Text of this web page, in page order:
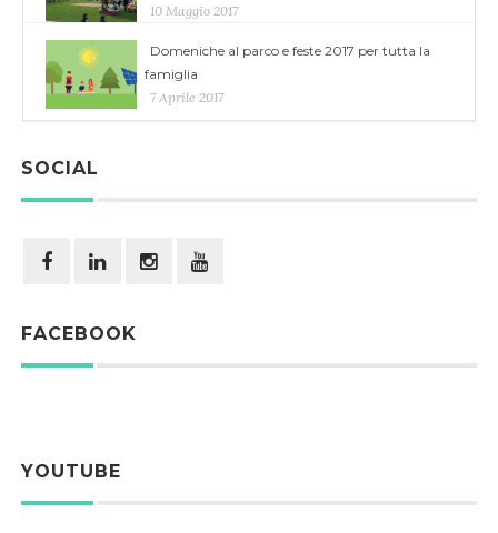
10 Maggio 2017
Domeniche al parco e feste 2017 per tutta la
famiglia
7 Aprile 2017
SOCIAL
FACEBOOK
YOUTUBE